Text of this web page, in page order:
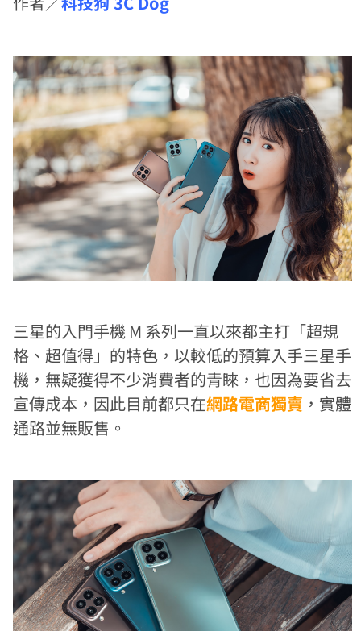
三星的入門手機 M 系列一直以來都主打「超規
格、超值得」的特色，以較低的預算入手三星手
機，無疑獲得不少消費者的青睞，也因為要省去
宣傳成本，因此目前都只在網路電商獨賣 ，實體
通路並無販售。